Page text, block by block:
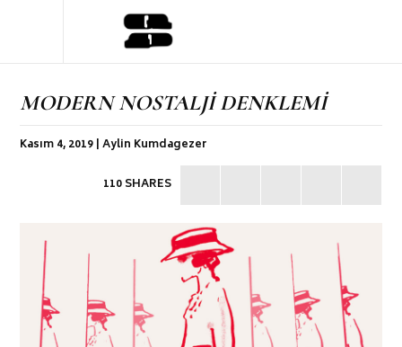
MODERN NOSTALJİ DENKLEMİ
Kasım 4, 2019 | Aylin Kumdagezer
110 SHARES